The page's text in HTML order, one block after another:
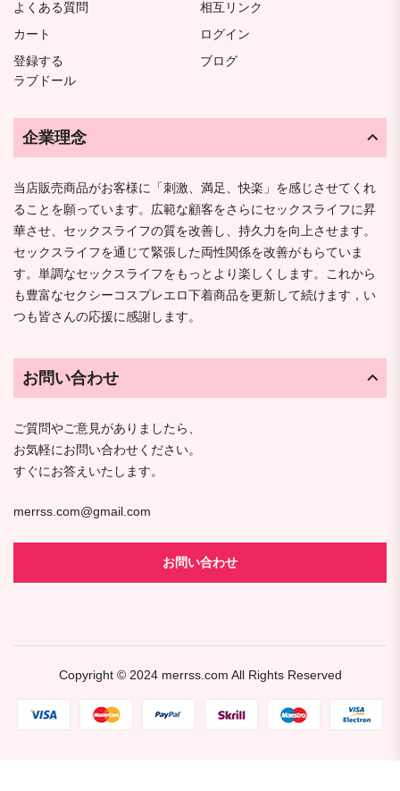
よくある質問
相互リンク
カート
ログイン
登録する
ブログ
ラブドール
企業理念
当店販売商品がお客様に「刺激、満足、快楽」を感じさせてくれ
ることを願っています。広範な顧客をさらにセックスライフに昇
華させ、セックスライフの質を改善し、持久力を向上させます。
セックスライフを通じて緊張した両性関係を改善がもらていま
す。単調なセックスライフをもっとより楽しくします。これから
も豊富なセクシーコスプレエロ下着商品を更新して続けます，い
つも皆さんの応援に感謝します。
お問い合わせ
ご質問やご意見がありましたら、
お気軽にお問い合わせください。
すぐにお答えいたします。
merrss.com@gmail.com
お問い合わせ
Copyright © 2024 merrss.com All Rights Reserved